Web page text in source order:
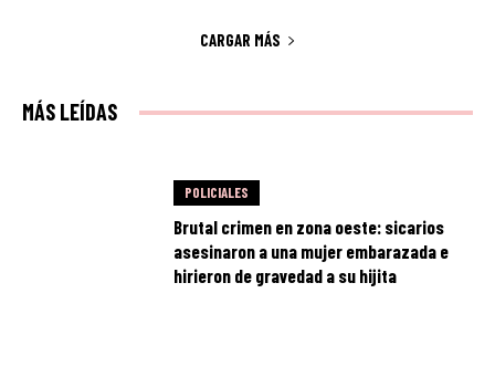
CARGAR MÁS
MÁS LEÍDAS
POLICIALES
Brutal crimen en zona oeste: sicarios
asesinaron a una mujer embarazada e
hirieron de gravedad a su hijita